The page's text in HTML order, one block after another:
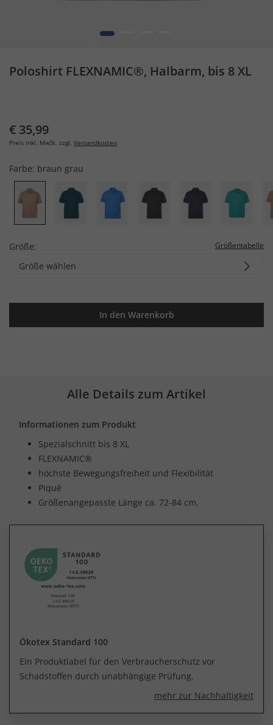
1
Poloshirt FLEXNAMIC®, Halbarm, bis 8 XL
€ 35,99
Preis inkl. MwSt. zzgl. Versandkosten
Farbe: braun grau
Größe: Größentabelle
Größe wählen
In den Warenkorb
Alle Details zum Artikel
Informationen zum Produkt
Spezialschnitt bis 8 XL
FLEXNAMIC®
höchste Bewegungsfreiheit und Flexibilität
Piqué
Größenangepasste Länge ca. 72-84 cm.
Ökotex Standard 100
Ein Produktlabel für den Verbraucherschutz vor
Schadstoffen durch unabhängige Prüfung.
mehr zur Nachhaltigkeit